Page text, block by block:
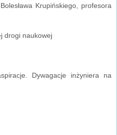
Krupińskiego, profesora
drogi naukowej
Dywagacje inżyniera na